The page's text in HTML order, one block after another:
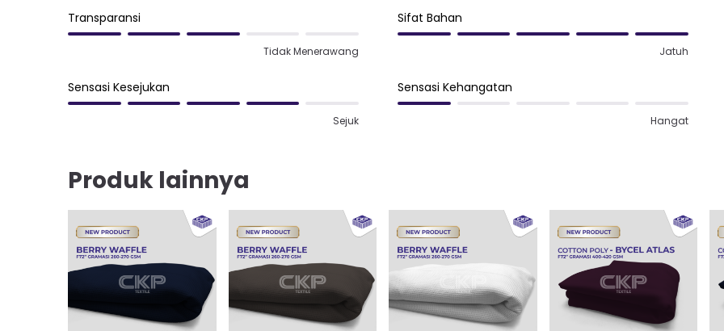
Transparansi
Tidak Menerawang
Sifat Bahan
Jatuh
Sensasi Kesejukan
Sejuk
Sensasi Kehangatan
Hangat
Produk lainnya